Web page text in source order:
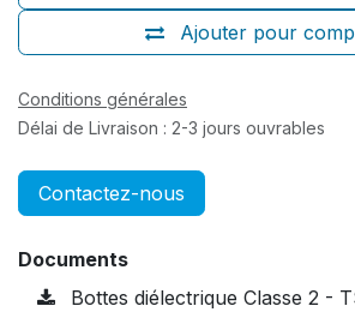
Ajouter pour
Conditions générales
Délai de Livraison : 2-3 jours ouvrables
Contactez-nous
Documents
Bottes diélectrique Classe 2 -